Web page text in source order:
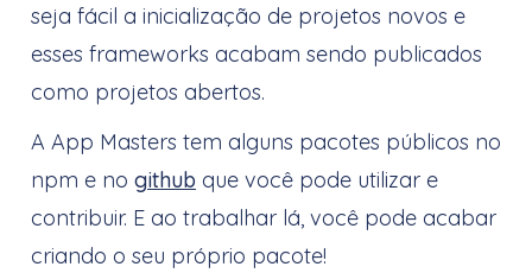
seja fácil a inicialização de projetos novos e
esses frameworks acabam sendo publicados
como projetos abertos.
A App Masters tem alguns pacotes públicos no
npm e no github que você pode utilizar e
contribuir. E ao trabalhar lá, você pode acabar
criando o seu próprio pacote!